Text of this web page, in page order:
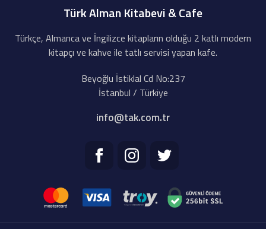
Türk Alman Kitabevi & Cafe
Türkçe, Almanca ve İngilizce kitapların olduğu 2 katlı modern
kitapçı ve kahve ile tatlı servisi yapan kafe.
Beyoğlu İstiklal Cd No:237
İstanbul / Türkiye
info@tak.com.tr